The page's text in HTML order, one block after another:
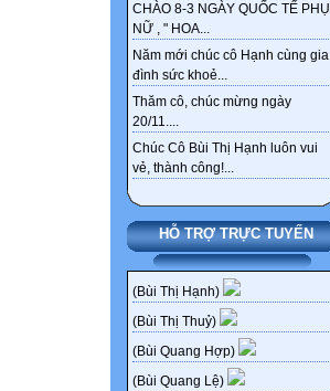
CHÀO 8-3 NGÀY QUỐC TẾ PHỤ
NỮ , " HOA...
Năm mới chúc cô Hạnh cùng gia
đình sức khoẻ...
Thăm cô, chúc mừng ngày
20/11....
Chúc Cô Bùi Thị Hạnh luôn vui
vẻ, thành công!...
HỖ TRỢ TRỰC TUYẾN
(Bùi Thị Hạnh)
(Bùi Thị Thuỷ)
(Bùi Quang Hợp)
(Bùi Quang Lệ)